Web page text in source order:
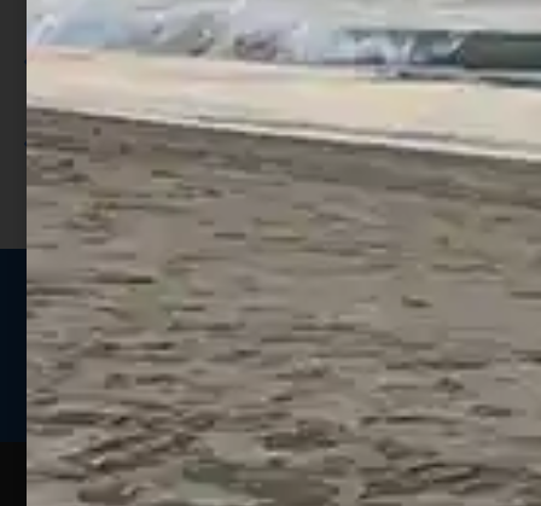
punti;
Utilizza i punti per ricevere uno
sconto;
I punti sono indicati nella pagina
prodotto;
Seguici sui social